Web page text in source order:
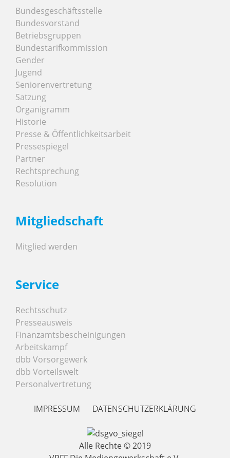
Bundesgeschäftsstelle
Bundesvorstand
Betriebsgruppen
Bundestarifkommission
Gender
Jugend
Seniorenvertretung
Satzung
Organigramm
Historie
Presse & Öffentlichkeitsarbeit
Pressespiegel
Partner
Rechtsprechung
Resolution
Mitgliedschaft
Mitglied werden
Service
Rechtsschutz
Presseausweis
Finanzamtsbescheinigungen
Arbeitskampf
dbb Vorsorgewerk
dbb Vorteilswelt
Personalvertretung
IMPRESSUM DATENSCHUTZERKLÄRUNG
Alle Rechte © 2019